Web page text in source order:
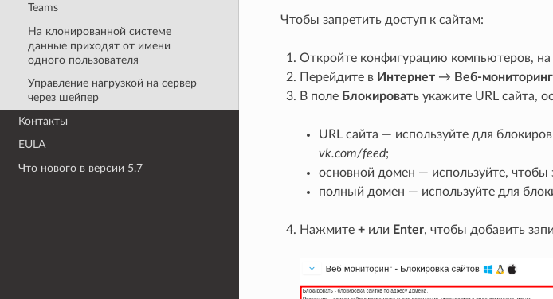
Teams
На клонированной системе
данные приходят от имени
одного пользователя
Управление нагрузкой на сервер
через шейпер
Контакты
EULA
Что нового в версии 5.7
Чтобы запретить доступ к сайтам:
Откройте конфигурацию компьютеров,
Перейдите в Интернет→ Веб-
В поле Блокироватьукажите URL сайта,
URL сайта — используйте для
vk.com/feed;
основной домен — используйте, чтобы
полный домен — используйте для
Нажмите +или Enter, чтобы добавить